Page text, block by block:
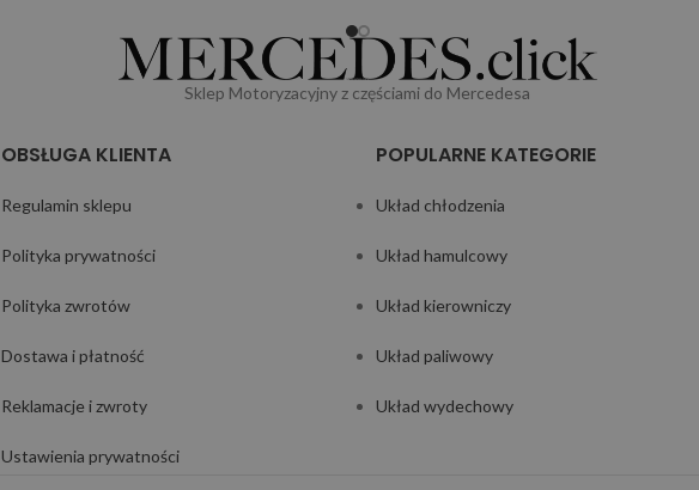
Sklep Motoryzacyjny z częściami do Mercedesa
OBSŁUGA KLIENTA
Regulamin sklepu
Polityka prywatności
Polityka zwrotów
Dostawa i płatność
Reklamacje i zwroty
Ustawienia prywatności
POPULARNE KATEGORIE
Układ chłodzenia
Układ hamulcowy
Układ kierowniczy
Układ paliwowy
Układ wydechowy